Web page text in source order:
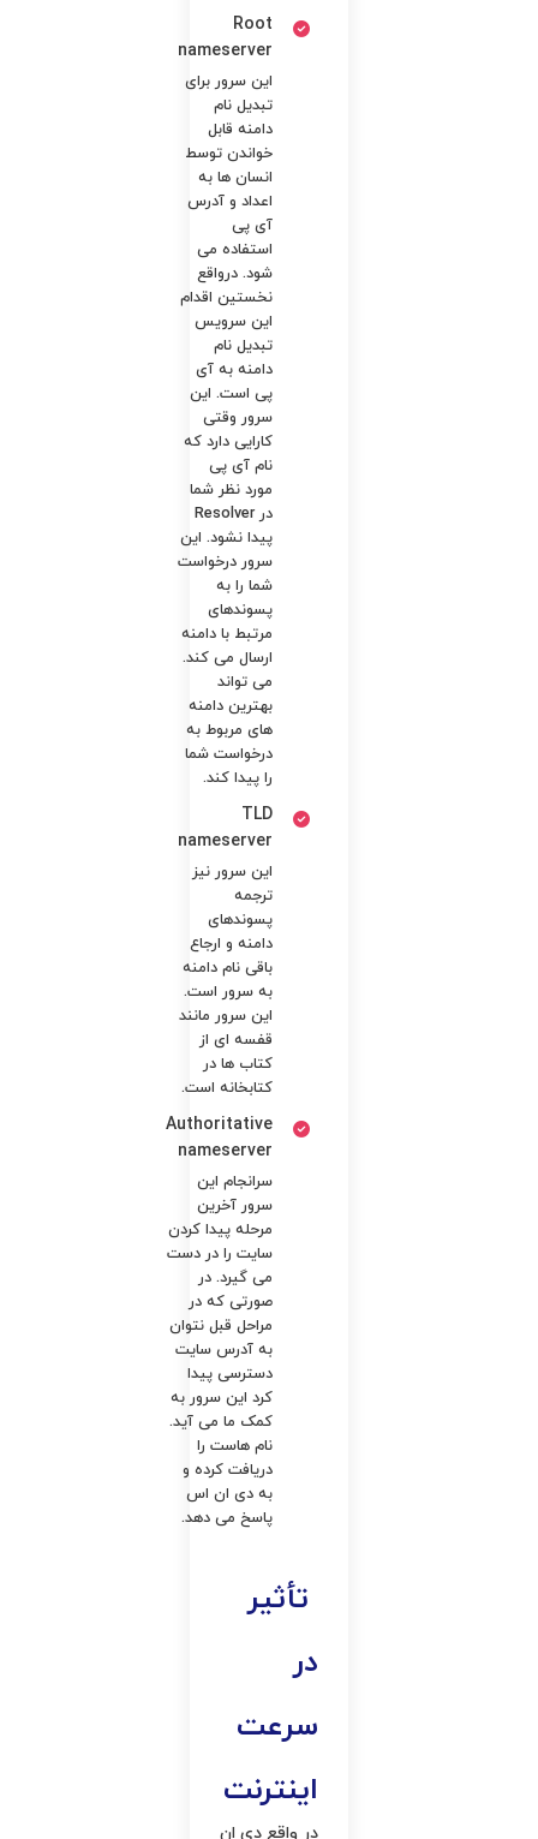
Root
nameserver
این سرور برای
تبدیل نام
دامنه قابل
خواندن توسط
انسان‌ ها به
اعداد و آدرس
آی‌ پی
استفاده می
شود. درواقع
نخستین اقدام
این سرویس
تبدیل نام
دامنه به آی
پی است. این
سرور وقتی
کارایی دارد که
نام آی پی
مورد نظر شما
در Resolver
پیدا نشود. این
سرور درخواست
شما را به
پسوندهای
مرتبط با دامنه
ارسال می ‌کند.
می تواند
بهترین دامنه
های مربوط به
درخواست شما
را پیدا کند.
TLD
nameserver
این سرور نیز
ترجمه
پسوندهای
دامنه و ارجاع
باقی نام دامنه
به سرور است.
این سرور مانند
قفسه ای از
کتاب ها در
کتابخانه است.
Authoritative
nameserver
سرانجام این
سرور آخرین
مرحله پیدا کردن
سایت را در دست
می‌ گیرد. در
صورتی‌ که در
مراحل قبل نتوان
به آدرس سایت
دسترسی پیدا
کرد این سرور به
کمک ما می ‌آید.
نام هاست را
دریافت کرده و
به دی ان اس
پاسخ می دهد.
تأثیر
در
سرعت
اینترنت
در واقع دی ان